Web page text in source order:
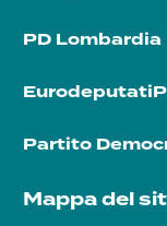
PD Lombardia
Partito
Mappa del